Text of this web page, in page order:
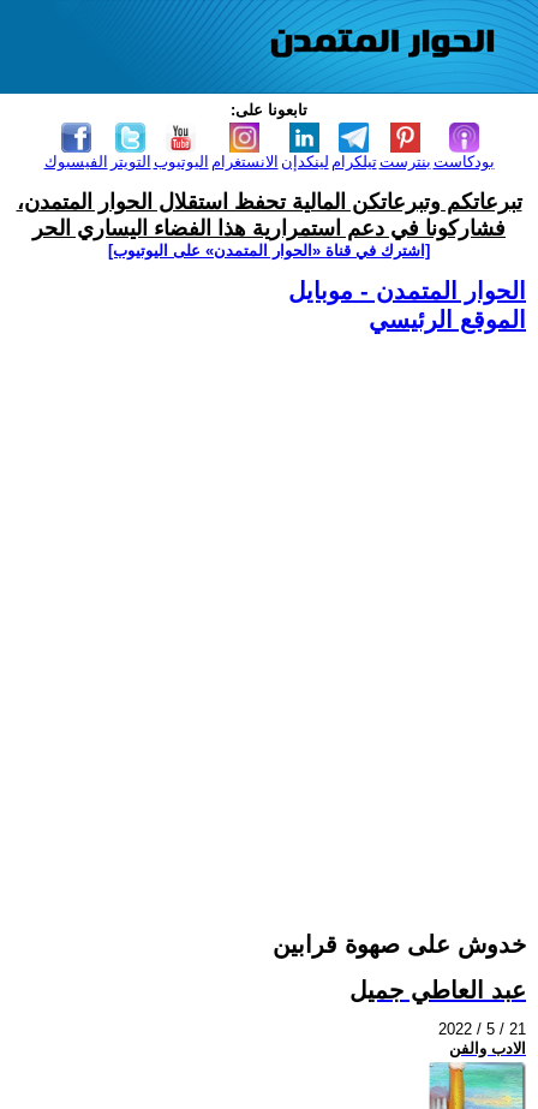
تابعونا على:
الفيسبوك التويتر اليوتيوب الانستغرام لينكدإن تيلكرامبنترست بودكاست
تبرعاتكم وتبرعاتكن المالية تحفظ استقلال الحوار المتمدن،
فشاركونا في دعم استمرارية هذا الفضاء اليساري الحر
[اشترك في قناة ‫«الحوار المتمدن» على اليوتيوب]
الحوار المتمدن - موبايل
الموقع الرئيسي
خدوش على صهوة قرابين
عبد العاطي جميل
2022 / 5 / 21
الادب والفن